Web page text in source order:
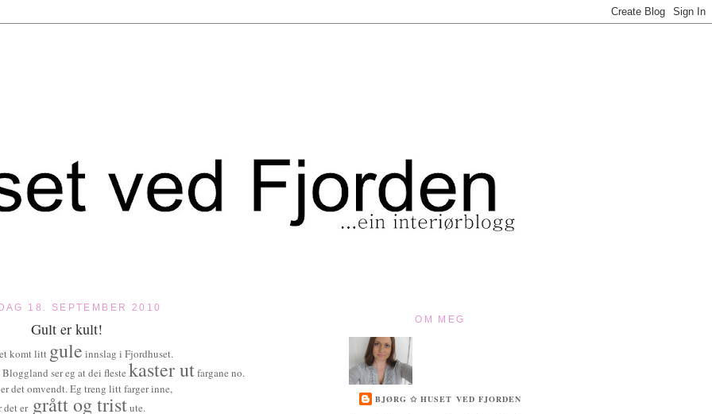
18. SEPTEMBER 2010
Gult er kult!
komt litt gule innslag i Fjordhuset.
ser eg at dei fleste kaster utfargane no.
det omvendt. Eg treng litt farger inne,
det ergrått og tristute.
OM MEG
BJØRG ✩ HUSET VED FJORDEN